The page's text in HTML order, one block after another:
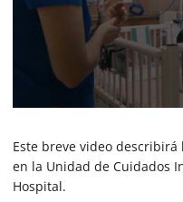
e
o
n
Este breve video
en la Unidad de Cuidados
Hospital.